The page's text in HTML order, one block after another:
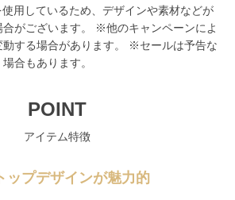
用しているため、デザインや素材などが
がございます。 ※他のキャンペーンによ
動する場合があります。 ※セールは予告な
合もあります。
POINT
アイテム特徴
ップデザインが魅力的